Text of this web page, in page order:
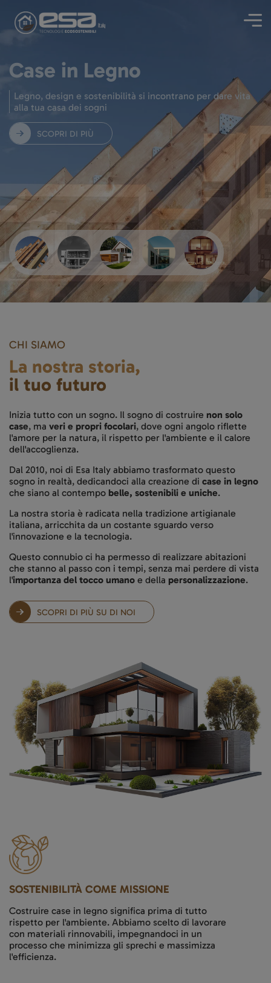
Case in Legno
Legno, design e sostenibilità si incontrano per dare vita
alla tua casa dei sogni
SCOPRI DI PIÙ
CHI SIAMO
La nostra storia,
il tuo futuro
Inizia tutto con un sogno. Il sogno di costruire non solo
case, ma veri e propri focolari, dove ogni angolo riflette
l'amore per la natura, il rispetto per l'ambiente e il calore
dell'accoglienza.
Dal 2010, noi di Esa Italy abbiamo trasformato questo
sogno in realtà, dedicandoci alla creazione di case in legno
che siano al contempo belle, sostenibili e uniche.
La nostra storia è radicata nella tradizione artigianale
italiana, arricchita da un costante sguardo verso
l'innovazione e la tecnologia.
Questo connubio ci ha permesso di realizzare abitazioni
che stanno al passo con i tempi, senza mai perdere di vista
l'importanza del tocco umano e della personalizzazione.
SCOPRI DI PIÙ SU DI NOI
SOSTENIBILITÀ COME MISSIONE
Costruire case in legno significa prima di tutto
rispetto per l'ambiente. Abbiamo scelto di lavorare
con materiali rinnovabili, impegnandoci in un
processo che minimizza gli sprechi e massimizza
l'efficienza.